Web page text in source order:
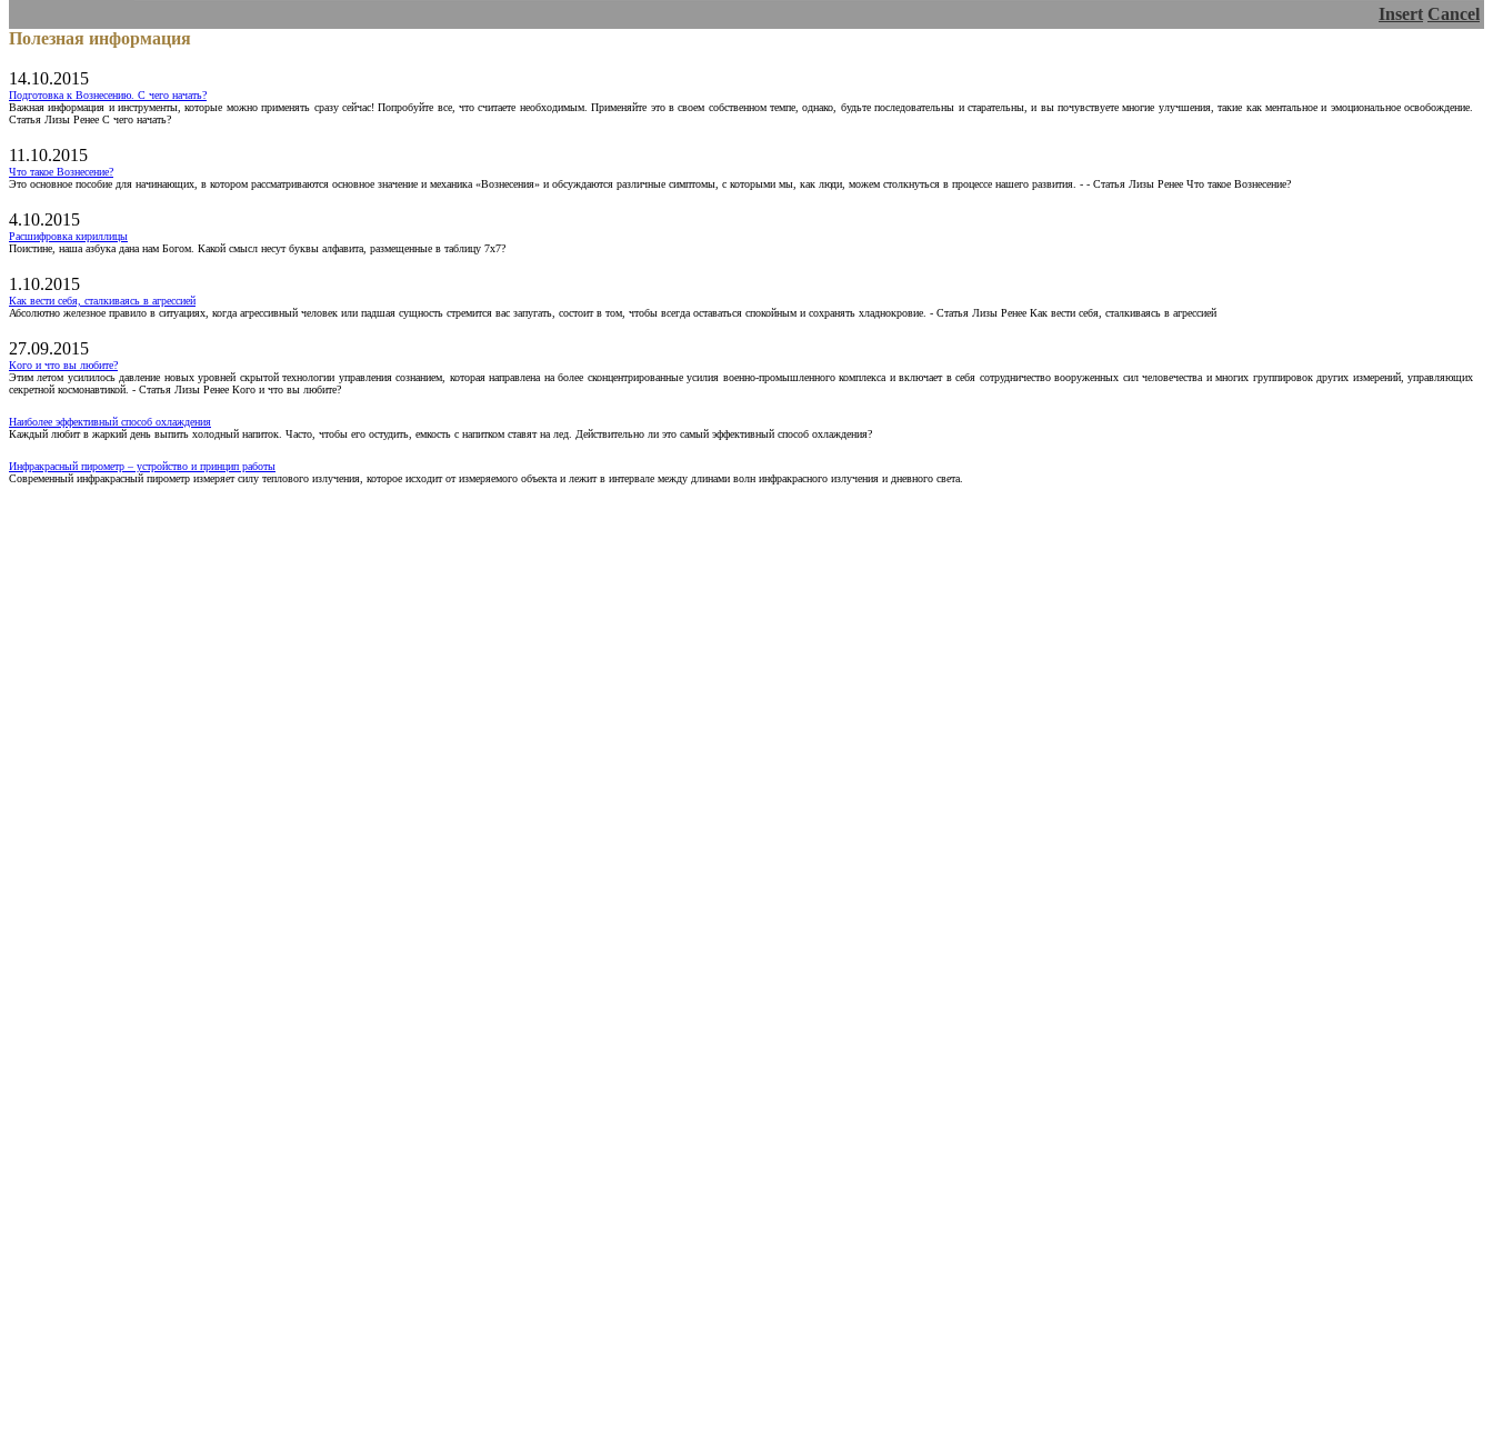
Insert Cancel
Полезная информация
14.10.2015
Подготовка к Вознесению. С чего начать?
Важная информация и инструменты, которые можно применять сразу сейчас! Попробуйте все, что считаете необходимым. Применяйте это в своем собственном темпе, однако, будьте последовательны и старательны, и вы почувствуете многие улучшения, такие как ментальное и эмоциональное освобождение.
Статья Лизы Ренее С чего начать?
11.10.2015
Что такое Вознесение?
Это основное пособие для начинающих, в котором рассматриваются основное значение и механика «Вознесения» и обсуждаются различные симптомы, с которыми мы, как люди, можем столкнуться в процессе нашего развития. - - Статья Лизы Ренее Что такое Вознесение?
4.10.2015
Расшифровка кириллицы
Поистине, наша азбука дана нам Богом. Какой смысл несут буквы алфавита, размещенные в таблицу 7х7?
1.10.2015
Как вести себя, сталкиваясь в агрессией
Абсолютно железное правило в ситуациях, когда агрессивный человек или падшая сущность стремится вас запугать, состоит в том, чтобы всегда оставаться спокойным и сохранять хладнокровие. - Статья Лизы Ренее Как вести себя, сталкиваясь в агрессией
27.09.2015
Кого и что вы любите?
Этим летом усилилось давление новых уровней скрытой технологии управления сознанием, которая направлена на более сконцентрированные усилия военно-промышленного комплекса и включает в себя сотрудничество вооруженных сил человечества и многих группировок других измерений, управляющих
секретной космонавтикой. - Статья Лизы Ренее Кого и что вы любите?
Наиболее эффективный способ охлаждения
Каждый любит в жаркий день выпить холодный напиток. Часто, чтобы его остудить, емкость с напитком ставят на лед. Действительно ли это самый эффективный способ охлаждения?
Инфракрасный пирометр – устройство и принцип работы
Современный инфракрасный пирометр измеряет силу теплового излучения, которое исходит от измеряемого объекта и лежит в интервале между длинами волн инфракрасного излучения и дневного света.